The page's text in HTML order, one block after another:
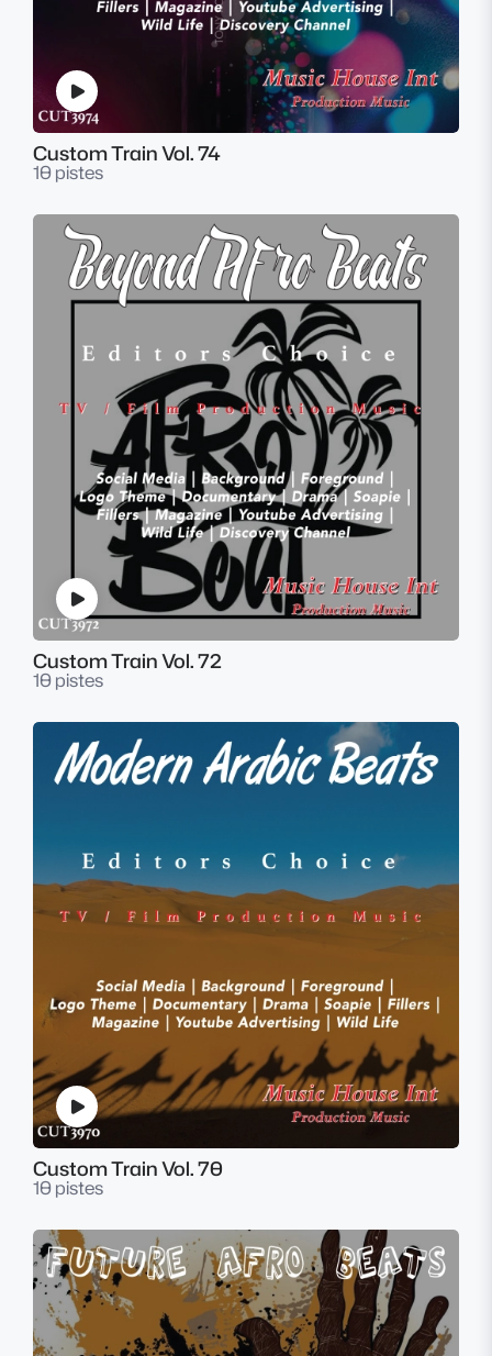
Custom Train Vol. 74
10 pistes
Custom Train Vol. 72
10 pistes
Custom Train Vol. 70
10 pistes